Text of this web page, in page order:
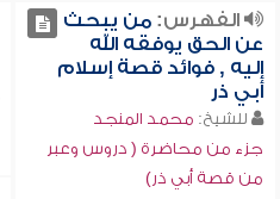
الفهرس:من يبحث
عن الحق يوفقه الله
إليه , فوائد قصة إسلام
أبي ذر
للشيخ: محمد المنجد
جزء من محاضرة ( دروس وعبر
من قصة أبي ذر)